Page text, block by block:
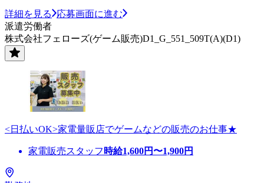
詳細を見る
応募画面に進む
派遣労働者
株式会社フェローズ(ゲーム販売)D1_G_551_509T(A)(D1)
<日払いOK>家電量販店でゲームなどの販売のお仕事★
家電販売スタッフ 時給1,600円〜1,900円